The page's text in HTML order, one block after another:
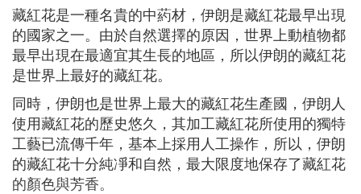
藏紅花是一種名貴的中葯材，伊朗是藏紅花最早出現
的國家之一。由於自然選擇的原因，世界上動植物都
最早出現在最適宜其生長的地區，所以伊朗的藏紅花
是世界上最好的藏紅花。
同時，伊朗也是世界上最大的藏紅花生產國，伊朗人
使用藏紅花的歷史悠久，其加工藏紅花所使用的獨特
工藝已流傳千年，基本上採用人工操作，所以，伊朗
的藏紅花十分純凈和自然，最大限度地保存了藏紅花
的顏色與芳香。